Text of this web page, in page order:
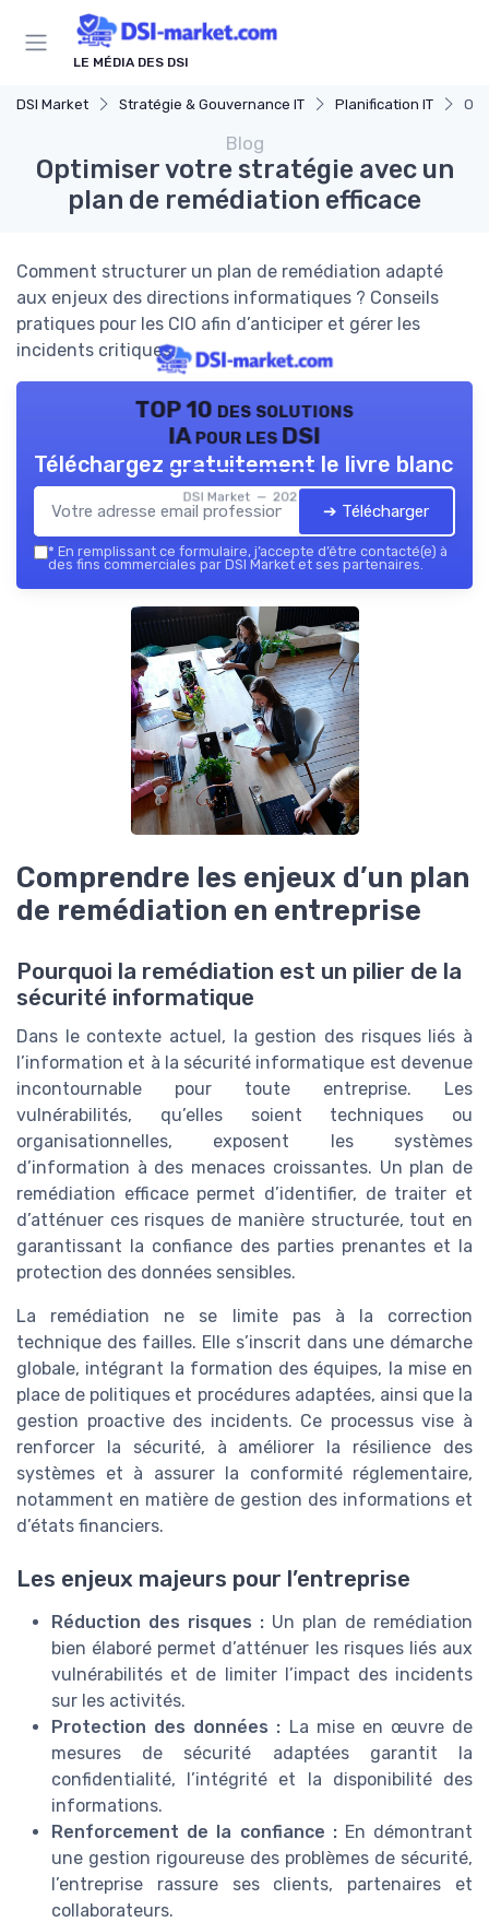
LE MÉDIA DES DSI
DSI Market Stratégie & Gouvernance IT Planification IT
Blog
Optimiser votre stratégie avec un
plan de remédiation efficace
Comment structurer un plan de remédiation adapté
aux enjeux des directions informatiques ? Conseils
pratiques pour les CIO afin d’anticiper et gérer les
incidents critiques.
TOP 10 des solutions
IA pour les DSI
DSI Market — 2026
Téléchargez gratuitement le livre blanc
➔ Télécharger
* En remplissant ce formulaire, j’accepte d’être contacté(e) à
des fins commerciales par DSI Market et ses partenaires.
Comprendre les enjeux d’un plan
de remédiation en entreprise
Pourquoi la remédiation est un pilier de la
sécurité informatique
Dans le contexte actuel, la gestion des risques liés à
l’information et à la sécurité informatique est devenue
incontournable pour toute entreprise. Les
vulnérabilités, qu’elles soient techniques ou
organisationnelles, exposent les systèmes
d’information à des menaces croissantes. Un plan de
remédiation efficace permet d’identifier, de traiter et
d’atténuer ces risques de manière structurée, tout en
garantissant la confiance des parties prenantes et la
protection des données sensibles.
La remédiation ne se limite pas à la correction
technique des failles. Elle s’inscrit dans une démarche
globale, intégrant la formation des équipes, la mise en
place de politiques et procédures adaptées, ainsi que la
gestion proactive des incidents. Ce processus vise à
renforcer la sécurité, à améliorer la résilience des
systèmes et à assurer la conformité réglementaire,
notamment en matière de gestion des informations et
d’états financiers.
Les enjeux majeurs pour l’entreprise
Réduction des risques : Un plan de remédiation
bien élaboré permet d’atténuer les risques liés aux
vulnérabilités et de limiter l’impact des incidents
sur les activités.
Protection des données : La mise en œuvre de
mesures de sécurité adaptées garantit la
confidentialité, l’intégrité et la disponibilité des
informations.
Renforcement de la confiance :En démontrant
une gestion rigoureuse des problèmes de sécurité,
l’entreprise rassure ses clients, partenaires et
collaborateurs.
Panneau de gestion des cookies